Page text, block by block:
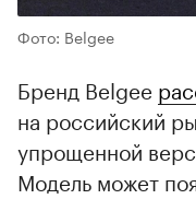
Фото: Belgee
Бренд Belgee
на российский
упрощенной
Модель может